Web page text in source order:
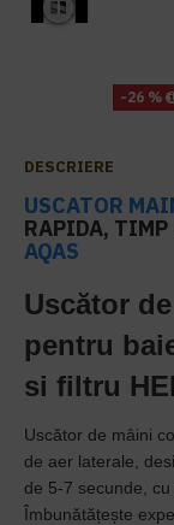
-26 %
DESCRIERE
USCATOR
RAPIDA, TIMP
AQAS
Uscător
pentru
si filtru
Uscător de mâini
de aer laterale,
de 5-7 secunde, cu
Îmbunătățește